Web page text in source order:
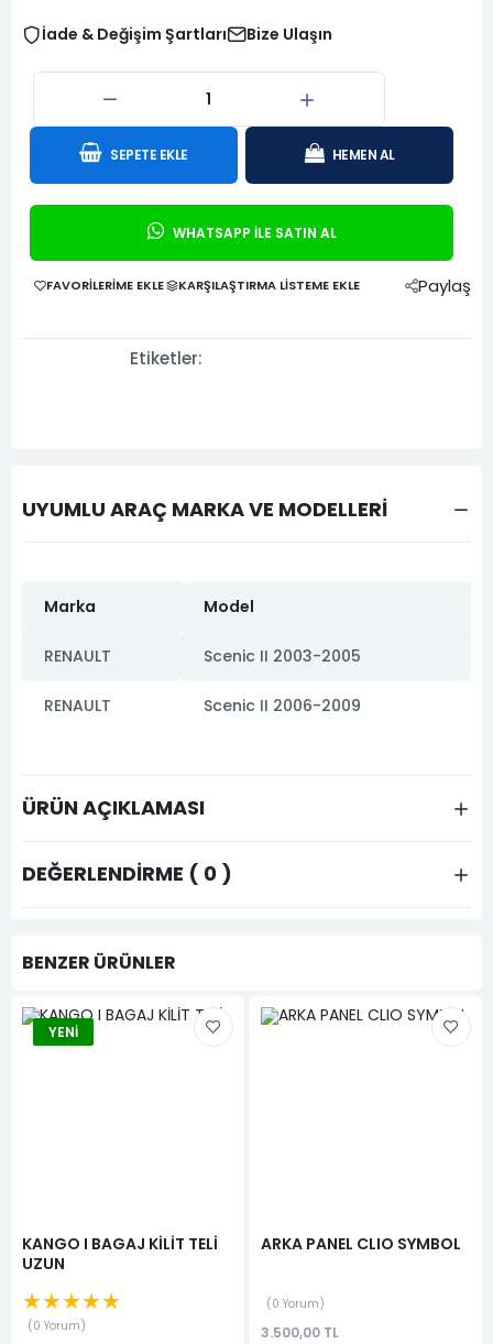
İade & Değişim Şartları Bize Ulaşın
SEPETE EKLE HEMEN AL
WHATSAPP İLE SATIN AL
FAVORILERIME EKLE KARŞILAŞTIRMA LISTEME EKLE Paylaş
Etiketler:
UYUMLU ARAÇ MARKA VE MODELLERİ
Marka Model
RENAULT Scenic II 2003-2005
RENAULT Scenic II 2006-2009
ÜRÜN AÇIKLAMASI
DEĞERLENDIRME ( 0 )
BENZER ÜRÜNLER
YENI
KANGO I BAGAJ KİLİT TELİ
UZUN
★★★★★
0 Yorum
ARKA PANEL CLIO SYMBOL
0 Yorum
3.500,00 TL